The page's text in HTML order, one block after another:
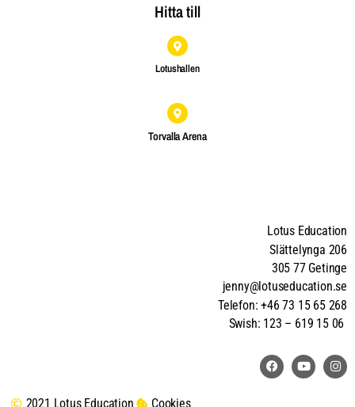
Hitta till
Lotushallen
Torvalla Arena
Lotus Education
Slättelynga 206
305 77 Getinge
jenny@lotuseducation.se
Telefon: +46 73 15 65 268
Swish: 123 – 619 15 06
2021 Lotus Education Cookies